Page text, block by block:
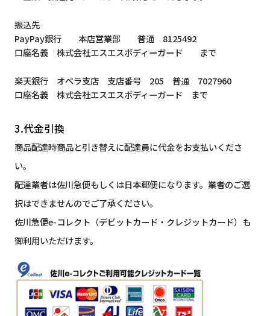
振込先
PayPay銀行 本店営業部 普通 8125492
口座名義 株式会社エスエスボディーガード まで
楽天銀行 オペラ支店 支店番号 205 普通 7027960
口座名義 株式会社エスエスボディーガード まで
3.代金引換
商品配達時商品と引き替えに配達員に代金をお支払いくださ
い。
配達業者は佐川急便もしくは日本郵便になります。業者のご選
択はできませんのでご了承ください。
佐川急便e-コレクト（デビットカード・クレジットカード）も
御利用いただけます。